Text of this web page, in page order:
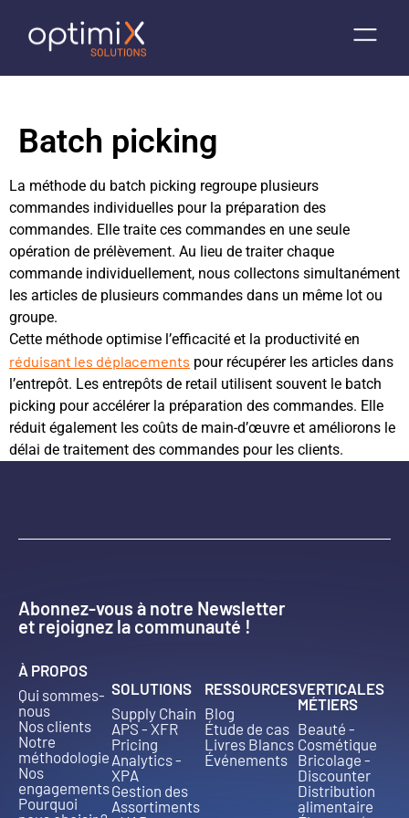
Batch picking
La méthode du batch picking regroupe plusieurs
commandes individuelles pour la préparation des
commandes. Elle traite ces commandes en une seule
opération de prélèvement. Au lieu de traiter chaque
commande individuellement, nous collectons simultanément
les articles de plusieurs commandes dans un même lot ou
groupe.
Cette méthode optimise l’efficacité et la productivité en
réduisant les déplacements pour récupérer les articles dans
l’entrepôt. Les entrepôts de retail utilisent souvent le batch
picking pour accélérer la préparation des commandes. Elle
réduit également les coûts de main-d’œuvre et améliorons le
délai de traitement des commandes pour les clients.
Abonnez-vous à notre Newsletter
et rejoignez la communauté !
À PROPOS
Qui sommes-
nous
Nos clients
Notre
méthodologie
Nos
engagements
Pourquoi
SOLUTIONS
Supply Chain
APS - XFR
Pricing
Analytics -
XPA
Gestion des
Assortiments
RESSOURCES
Blog
Étude de cas
Livres Blancs
Événements
VERTICALES
MÉTIERS
Beauté -
Cosmétique
Bricolage -
Discounter
Distribution
alimentaire